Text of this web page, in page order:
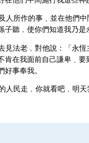
人所作的事﹑並在他們中
子聽﹐使你們知道我乃是
見法老﹐對他說：「永恆
肯在我面前自己謙卑﹑要
事奉我。
人民走﹐你就看吧﹐明